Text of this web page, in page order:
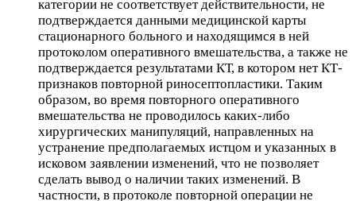
категории не соответствует действительности, не
подтверждается данными медицинской карты
стационарного больного и находящимся в ней
протоколом оперативного вмешательства, а также не
подтверждается результатами КТ, в котором нет КТ-
признаков повторной риносептопластики. Таким
образом, во время повторного оперативного
вмешательства не проводилось каких-либо
хирургических манипуляций, направленных на
устранение предполагаемых истцом и указанных в
исковом заявлении изменений, что не позволяет
сделать вывод о наличии таких изменений. В
частности, в протоколе повторной операции не